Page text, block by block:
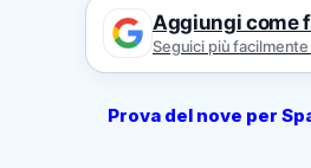
Aggiungi come
Seguici più
Prova del nove per